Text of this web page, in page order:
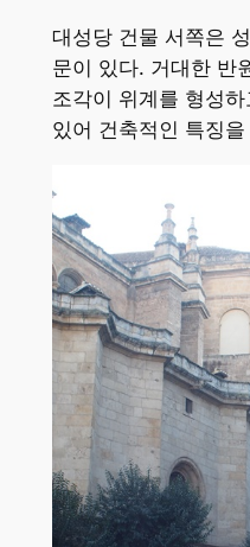
대성당 건물 서쪽은
문이 있다. 거대한 반
조각이 위계를 형성
있어 건축적인 특징